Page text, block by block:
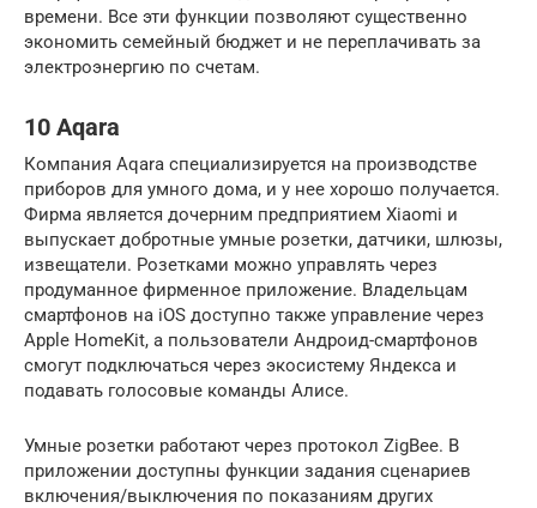
времени. Все эти функции позволяют существенно
экономить семейный бюджет и не переплачивать за
электроэнергию по счетам.
10 Aqara
Компания Aqara специализируется на производстве
приборов для умного дома, и у нее хорошо получается.
Фирма является дочерним предприятием Xiaomi и
выпускает добротные умные розетки, датчики, шлюзы,
извещатели. Розетками можно управлять через
продуманное фирменное приложение. Владельцам
смартфонов на iOS доступно также управление через
Apple HomeKit, а пользователи Андроид-смартфонов
смогут подключаться через экосистему Яндекса и
подавать голосовые команды Алисе.
Умные розетки работают через протокол ZigBee. В
приложении доступны функции задания сценариев
включения/выключения по показаниям других